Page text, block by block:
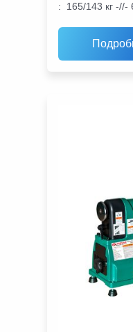
:
165/143 кг -//-